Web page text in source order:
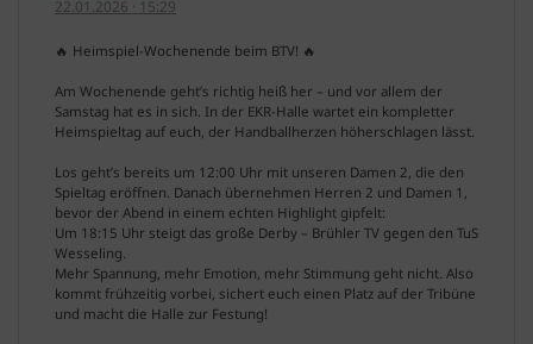
22.01.2026 · 15:29
🔥 Heimspiel-Wochenende beim BTV! 🔥
Am Wochenende geht’s richtig heiß her – und vor allem der
Samstag hat es in sich. In der EKR-Halle wartet ein kompletter
Heimspieltag auf euch, der Handballherzen höherschlagen lässt.
Los geht’s bereits um 12:00 Uhr mit unseren Damen 2, die den
Spieltag eröffnen. Danach übernehmen Herren 2 und Damen 1,
bevor der Abend in einem echten Highlight gipfelt:
Um 18:15 Uhr steigt das große Derby – Brühler TV gegen den TuS
Wesseling.
Mehr Spannung, mehr Emotion, mehr Stimmung geht nicht. Also
kommt frühzeitig vorbei, sichert euch einen Platz auf der Tribüne
und macht die Halle zur Festung!